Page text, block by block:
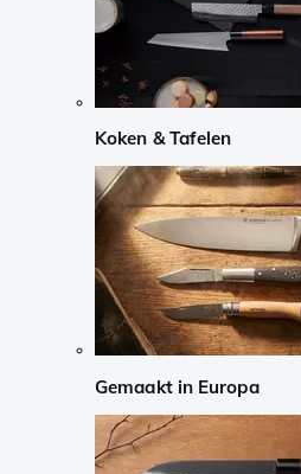
Koken & Tafelen
Gemaakt in Europa